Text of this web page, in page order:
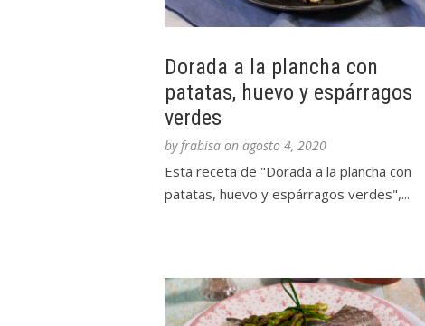
Dorada a la plancha con
patatas, huevo y espárragos
verdes
byfrabisa on agosto 4, 2020
Esta receta de "Dorada a la plancha con
patatas, huevo y espárragos verdes",...